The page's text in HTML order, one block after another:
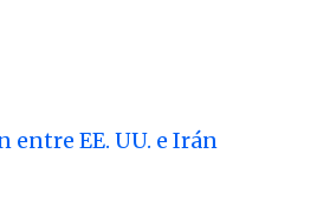
EE. UU. e Irán